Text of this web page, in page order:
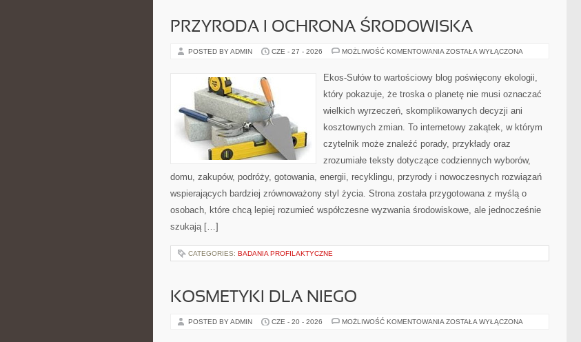
PRZYRODA I OCHRONA ŚRODOWISKA
POSTED BY ADMIN CZE - 27 - 2026 MOŻLIWOŚĆ KOMENTOWANIA PRZYRODA
ŚRODOWISKA
ZOSTAŁA WYŁĄCZONA
Ekos-Sułów to wartościowy blog poświęcony ekologii,
który pokazuje, że troska o planetę nie musi oznaczać
wielkich wyrzeczeń, skomplikowanych decyzji ani
kosztownych zmian. To internetowy zakątek, w którym
czytelnik może znaleźć porady, przykłady oraz
zrozumiałe teksty dotyczące codziennych wyborów,
domu, zakupów, podróży, gotowania, energii, recyklingu, przyrody i nowoczesnych rozwiązań
wspierających bardziej zrównoważony styl życia. Strona została przygotowana z myślą o
osobach, które chcą lepiej rozumieć współczesne wyzwania środowiskowe, ale jednocześnie
szukają […]
CATEGORIES: BADANIA PROFILAKTYCZNE
KOSMETYKI DLA NIEGO
POSTED BY ADMIN CZE - 20 - 2026 MOŻLIWOŚĆ KOMENTOWANIA KOSMETYKI
ZOSTAŁA WYŁĄCZONA